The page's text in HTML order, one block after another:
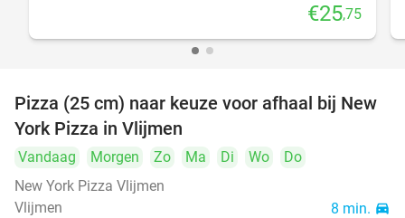
€25,75
55%
Pizza (25 cm) naar keuze voor afhaal bij New
York Pizza in Vlijmen
Vandaag Morgen Zo Ma Di Wo
Do
New York Pizza Vlijmen
Vlijmen
8 min. directions_car